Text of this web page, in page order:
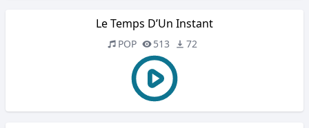
Le Temps D’Un Instant
POP 513 72